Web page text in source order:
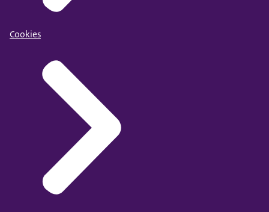
Cookies